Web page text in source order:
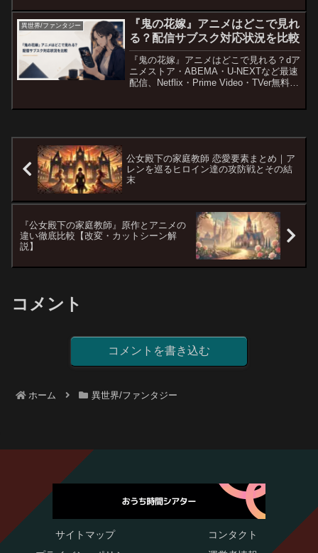
異世界/ファンタジー
『鬼の花嫁』アニメはどこで見れ
る？配信サブスク対応状況を比較
『鬼の花嫁』アニメはどこで見れる？dア
ニメストア・ABEMA・U-NEXTなど最速
配信、Netflix・Prime Video・TVer無料配
公女殿下の家庭教師 恋愛要素まとめ｜ア
レンを巡るヒロイン達の攻防戦とその結
末
『公女殿下の家庭教師』原作とアニメの
違い徹底比較【改変・カットシーン解
説】
コメント
コメントを書き込む
ホーム 異世界/ファンタジー
サイトマップ
コンタクト